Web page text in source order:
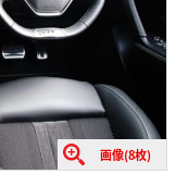
画像(8枚)